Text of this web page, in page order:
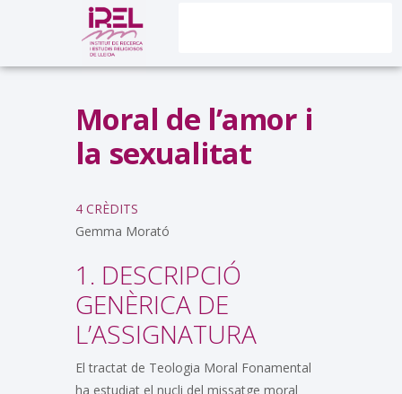
Moral de l’amor i
la sexualitat
4 CRÈDITS
Gemma Morató
1. DESCRIPCIÓ
GENÈRICA DE
L’ASSIGNATURA
El tractat de Teologia Moral Fonamental
ha estudiat el nucli del missatge moral